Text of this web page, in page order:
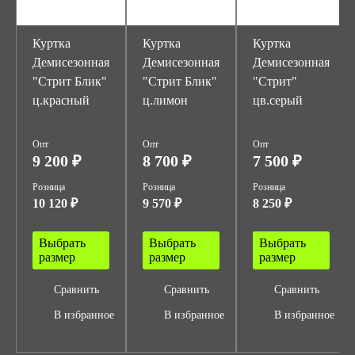
Куртка
Демисезонная
"Стрит Блик"
ц.красный
Опт
9 200 ₽
Розница
10 120 ₽
Выбрать
размер
Сравнить
В избранное
Куртка
Демисезонная
"Стрит Блик"
ц.лимон
Опт
8 700 ₽
Розница
9 570 ₽
Выбрать
размер
Сравнить
В избранное
Куртка
Демисезонная
"Стрит"
цв.серый
Опт
7 500 ₽
Розница
8 250 ₽
Выбрать
размер
Сравнить
В избранное